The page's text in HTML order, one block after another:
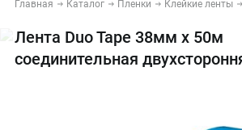
Главная Каталог Пленки Клейкие ленты
Лента Duo Tape 38мм х 50м
соединительная